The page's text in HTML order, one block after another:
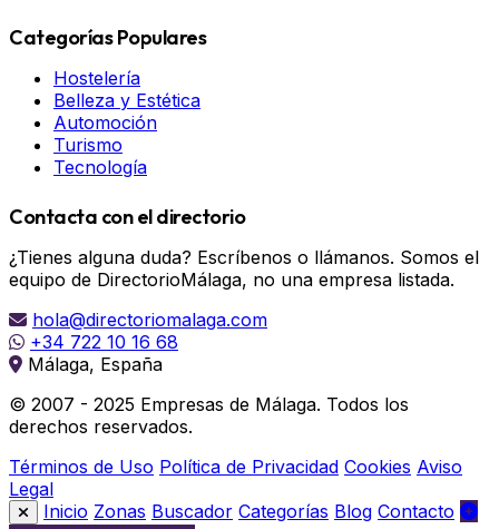
Categorías Populares
Hostelería
Belleza y Estética
Automoción
Turismo
Tecnología
Contacta con el directorio
¿Tienes alguna duda? Escríbenos o llámanos. Somos el
equipo de DirectorioMálaga, no una empresa listada.
hola@directoriomalaga.com
+34 722 10 16 68
Málaga, España
© 2007 - 2025 Empresas de Málaga. Todos los
derechos reservados.
Términos de Uso Política de Privacidad Cookies Aviso
Legal
Inicio Zonas Buscador Categorías Blog Contacto